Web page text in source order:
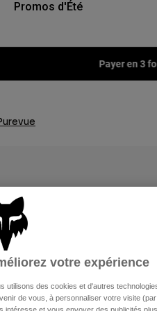
Promos d'Été
Payer en 3
votre expérience
utilisons des cookies et d'autres
de vous, à personnaliser votre visite
intéresse et vous envoyer des publicités